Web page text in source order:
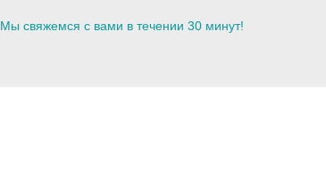
Мы свяжемся с вами в течении 30 минут!